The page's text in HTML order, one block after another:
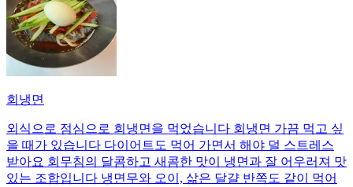
회냉면
외식으로 점심으로 회냉면을 먹었습니다 회냉면 가끔 먹고 싶
을 때가 있습니다 다이어트도 먹어 가면서 해야 덜 스트레스
받아요 회무침의 달콤하고 새콤한 맛이 냉면과 잘 어우러져 맛
있는 조합입니다 냉면무와 오이, 삶은 달걀 반쪽도 같이 먹어